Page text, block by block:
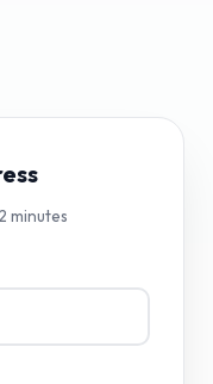
minutes